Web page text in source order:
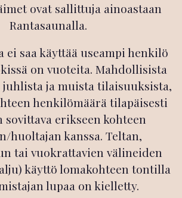
ovat sallittuja ainoastaan
Rantasaunalla.
ei saa käyttää useampi henkilö
on vuoteita. Mahdollisista
ja muista tilaisuuksista,
henkilömäärä tilapäisesti
sovittava erikseen kohteen
huoltajan kanssa. Teltan,
tai vuokrattavien välineiden
käyttö lomakohteen tontilla
lupaa on kielletty.